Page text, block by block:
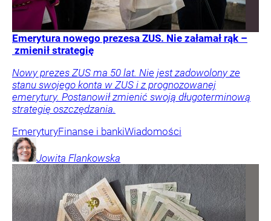
Emerytura nowego prezesa ZUS. Nie załamał rąk –
zmienił strategię
Nowy prezes ZUS ma 50 lat. Nie jest zadowolony ze
stanu swojego konta w ZUS i z prognozowanej
emerytury. Postanowił zmienić swoją długoterminową
strategię oszczędzania.
EmeryturyFinanse i bankiWiadomości
Jowita Flankowska